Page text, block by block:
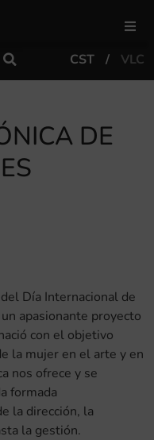
CST VLC
DE
Día Internacional de
apasionante proyecto
con el objetivo
la mujer en el arte y en
nos ofrece y se
formada
la dirección, la
la gestión.